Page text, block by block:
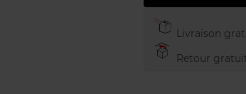
Livraison
Retour